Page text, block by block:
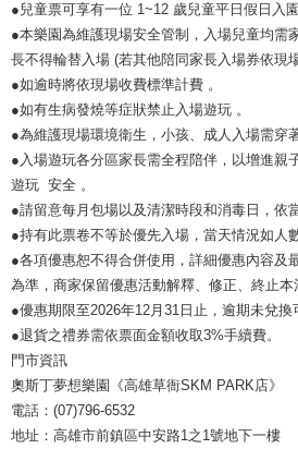
●兒童票可享有一位 1~12 歲兒童平日假日入
●本樂園為維護現場安全管制，入場兒童均需
長不得輪替入場 (若其他陪同家長入場券依現
●如逾時將依現場收費標準計費 。
●如有生病發燒等症狀禁止入場遊玩 。
●為維護現場環境衛生，小孩、成人入場需穿
●入場遊玩各分區家長需全程陪伴，以增進親
遊玩 安全 。
●請留意每月包場以及清潔時段和消毒日，依
●持有此票卷不等於優先入場，當天情況如人
●各項優惠恕不得合併使用，詳細優惠內容及
為準，商家保留優惠活動解釋、修正、終止本
●優惠期限至2026年12月31日止，逾期未兌換
●退貨之禮券需依票面金額收取3%手續費。
門市資訊
奧斯丁夢想樂園《高雄草衙SKM PARK店》
電話：(07)796-6532
地址：高雄市前鎮區中安路1之1號地下一樓